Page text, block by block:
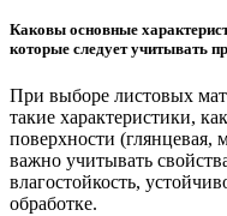
Каковы основные
которые следует учитывать
При выборе листовых
такие характеристики,
поверхности (глянцевая,
важно учитывать
влагостойкость,
обработке.